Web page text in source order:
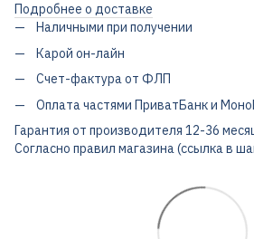
Подробнее о доставке
Наличными при получении
Карой он-лайн
Счет-фактура от ФЛП
Оплата частями ПриватБанк и
Гарантия от производителя 12-36
Согласно правил магазина (ссылка в